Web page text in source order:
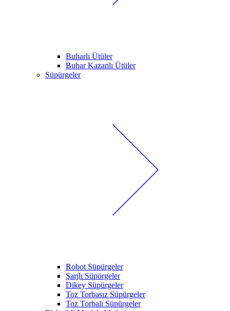
Buharlı Ütüler
Buhar Kazanlı Ütüler
Süpürgeler
Robot Süpürgeler
Şarjlı Süpürgeler
Dikey Süpürgeler
Toz Torbasız Süpürgeler
Toz Torbalı Süpürgeler